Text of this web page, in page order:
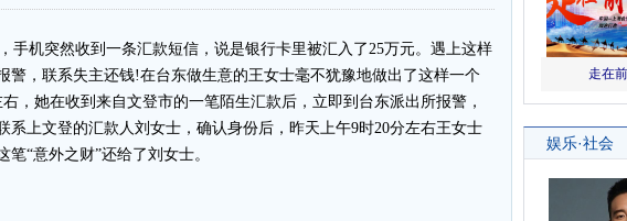
机突然收到一条汇款短信，说是银行卡里被汇入了25万元。遇上这样
警，联系失主还钱!在台东做生意的王女士毫不犹豫地做出了这样一个
，她在收到来自文登市的一笔陌生汇款后，立即到台东派出所报警，
系上文登的汇款人刘女士，确认身份后，昨天上午9时20分左右王女士
“意外之财”还给了刘女士。